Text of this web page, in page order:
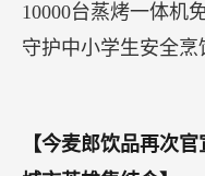
10000台蒸烤一体机
守护中小学生安全烹